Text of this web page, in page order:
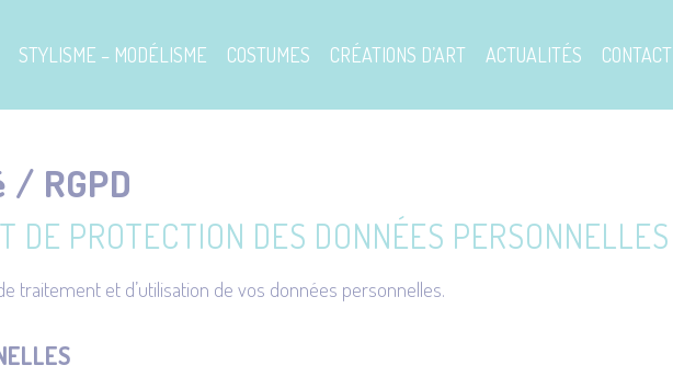
STYLISME – MODÉLISME COSTUMES CRÉATIONS D’ART ACTUALITÉS CONTACT
RGPD
DE PROTECTION DES DONNÉES PERSONNELLES
traitement et d’utilisation de vos données personnelles.